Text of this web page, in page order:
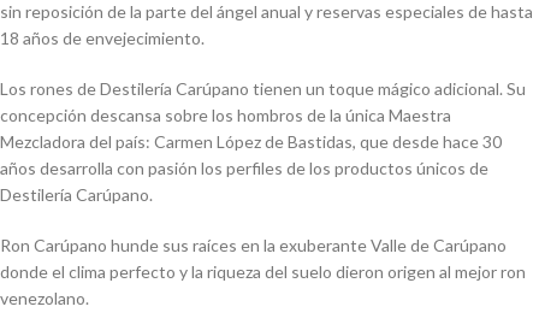
sin reposición de la parte del ángel anual y reservas especiales de hasta
18 años de envejecimiento.
Los rones de Destilería Carúpano tienen un toque mágico adicional. Su
concepción descansa sobre los hombros de la única Maestra
Mezcladora del país: Carmen López de Bastidas, que desde hace 30
años desarrolla con pasión los perfiles de los productos únicos de
Destilería Carúpano.
Ron Carúpano hunde sus raíces en la exuberante Valle de Carúpano
donde el clima perfecto y la riqueza del suelo dieron origen al mejor ron
venezolano.